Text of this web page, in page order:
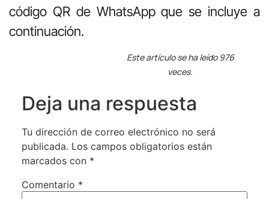
código QR de WhatsApp que se incluye a
continuación.
Este artículo se ha leído 976
veces.
Deja una respuesta
Tu dirección de correo electrónico no será
publicada. Los campos obligatorios están
marcados con *
Comentario *